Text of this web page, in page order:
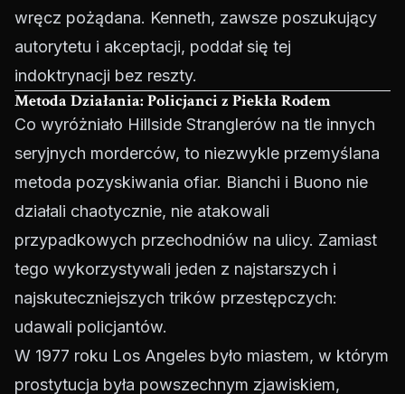
wręcz pożądana. Kenneth, zawsze poszukujący
autorytetu i akceptacji, poddał się tej
indoktrynacji bez reszty.
Metoda Działania: Policjanci z Piekła Rodem
Co wyróżniało Hillside Stranglerów na tle innych
seryjnych morderców, to niezwykle przemyślana
metoda pozyskiwania ofiar. Bianchi i Buono nie
działali chaotycznie, nie atakowali
przypadkowych przechodniów na ulicy. Zamiast
tego wykorzystywali jeden z najstarszych i
najskuteczniejszych trików przestępczych:
udawali policjantów.
W 1977 roku Los Angeles było miastem, w którym
prostytucja była powszechnym zjawiskiem,